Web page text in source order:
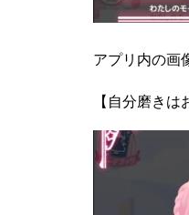
アプリ内の画
【自分磨きは